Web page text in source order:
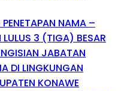
NAMA –
3 (TIGA) BESAR
JABATAN
DI LINGKUNGAN
KONAWE